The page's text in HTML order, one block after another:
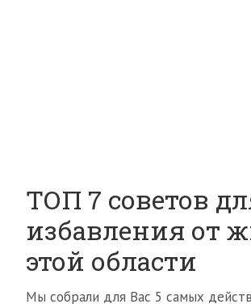
ТОП 7 советов
избавления от
этой области
Мы собрали для Вас 5 самых